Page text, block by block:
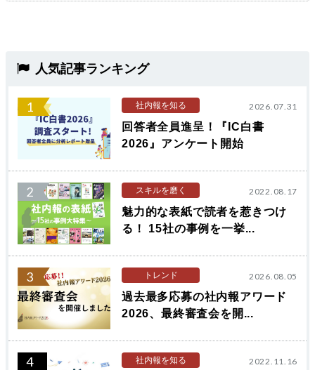
人気記事ランキング
1 社内報を知る 2026.07.31
回答者全員進呈！『IC白書
2026』アンケート開始
2 スキルを磨く 2022.08.17
魅力的な表紙で読者を惹きつけ
る！ 15社の事例を一挙...
3 トレンド 2026.08.05
過去最多応募の社内報アワード
2026、最終審査会を開...
4 社内報を知る 2022.11.16